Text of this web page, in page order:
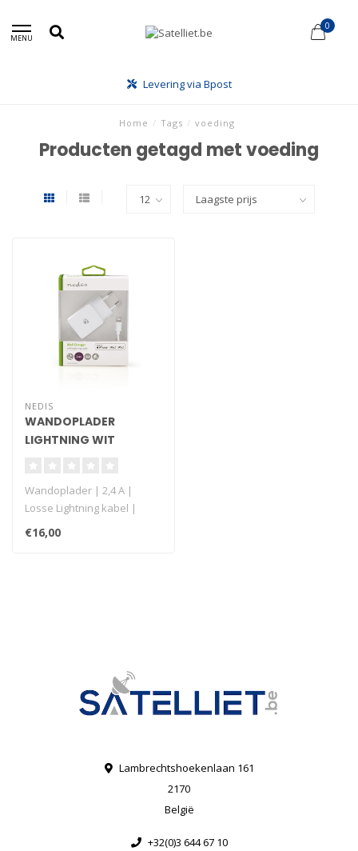
MENU
0
Levering via Bpost
Home / Tags / voeding
Producten getagd met voeding
NEDIS
WANDOPLADER
LIGHTNING WIT
Wandoplader | 2,4 A |
Losse Lightning kabel |
Apple MFi gecertificeerd..
€16,00
Lambrechtshoekenlaan 161
2170
België
+32(0)3 644 67 10